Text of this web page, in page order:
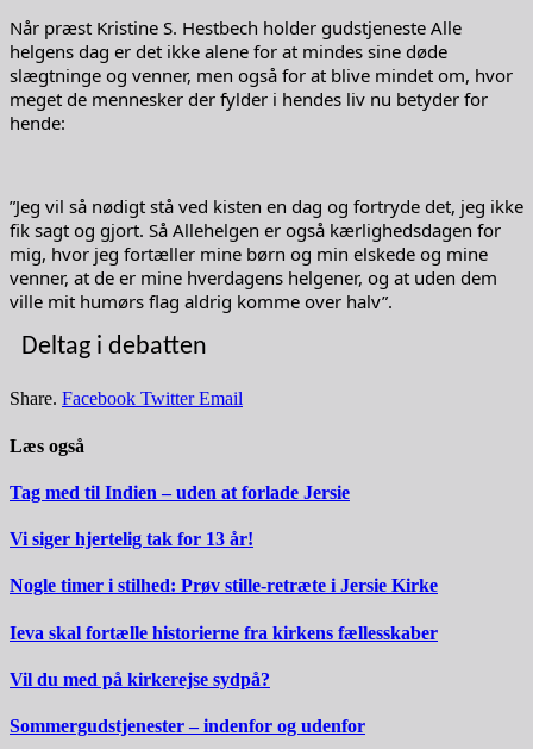
Når præst Kristine S. Hestbech holder gudstjeneste Alle
helgens dag er det ikke alene for at mindes sine døde
slægtninge og venner, men også for at blive mindet om, hvor
meget de mennesker der fylder i hendes liv nu betyder for
hende:
”Jeg vil så nødigt stå ved kisten en dag og fortryde det, jeg ikke
fik sagt og gjort. Så Allehelgen er også kærlighedsdagen for
mig, hvor jeg fortæller mine børn og min elskede og mine
venner, at de er mine hverdagens helgener, og at uden dem
ville mit humørs flag aldrig komme over halv”.
Deltag i debatten
Share. Facebook Twitter Email
Læs også
Tag med til Indien – uden at forlade Jersie
Vi siger hjertelig tak for 13 år!
Nogle timer i stilhed: Prøv stille-retræte i Jersie Kirke
Ieva skal fortælle historierne fra kirkens fællesskaber
Vil du med på kirkerejse sydpå?
Sommergudstjenester – indenfor og udenfor